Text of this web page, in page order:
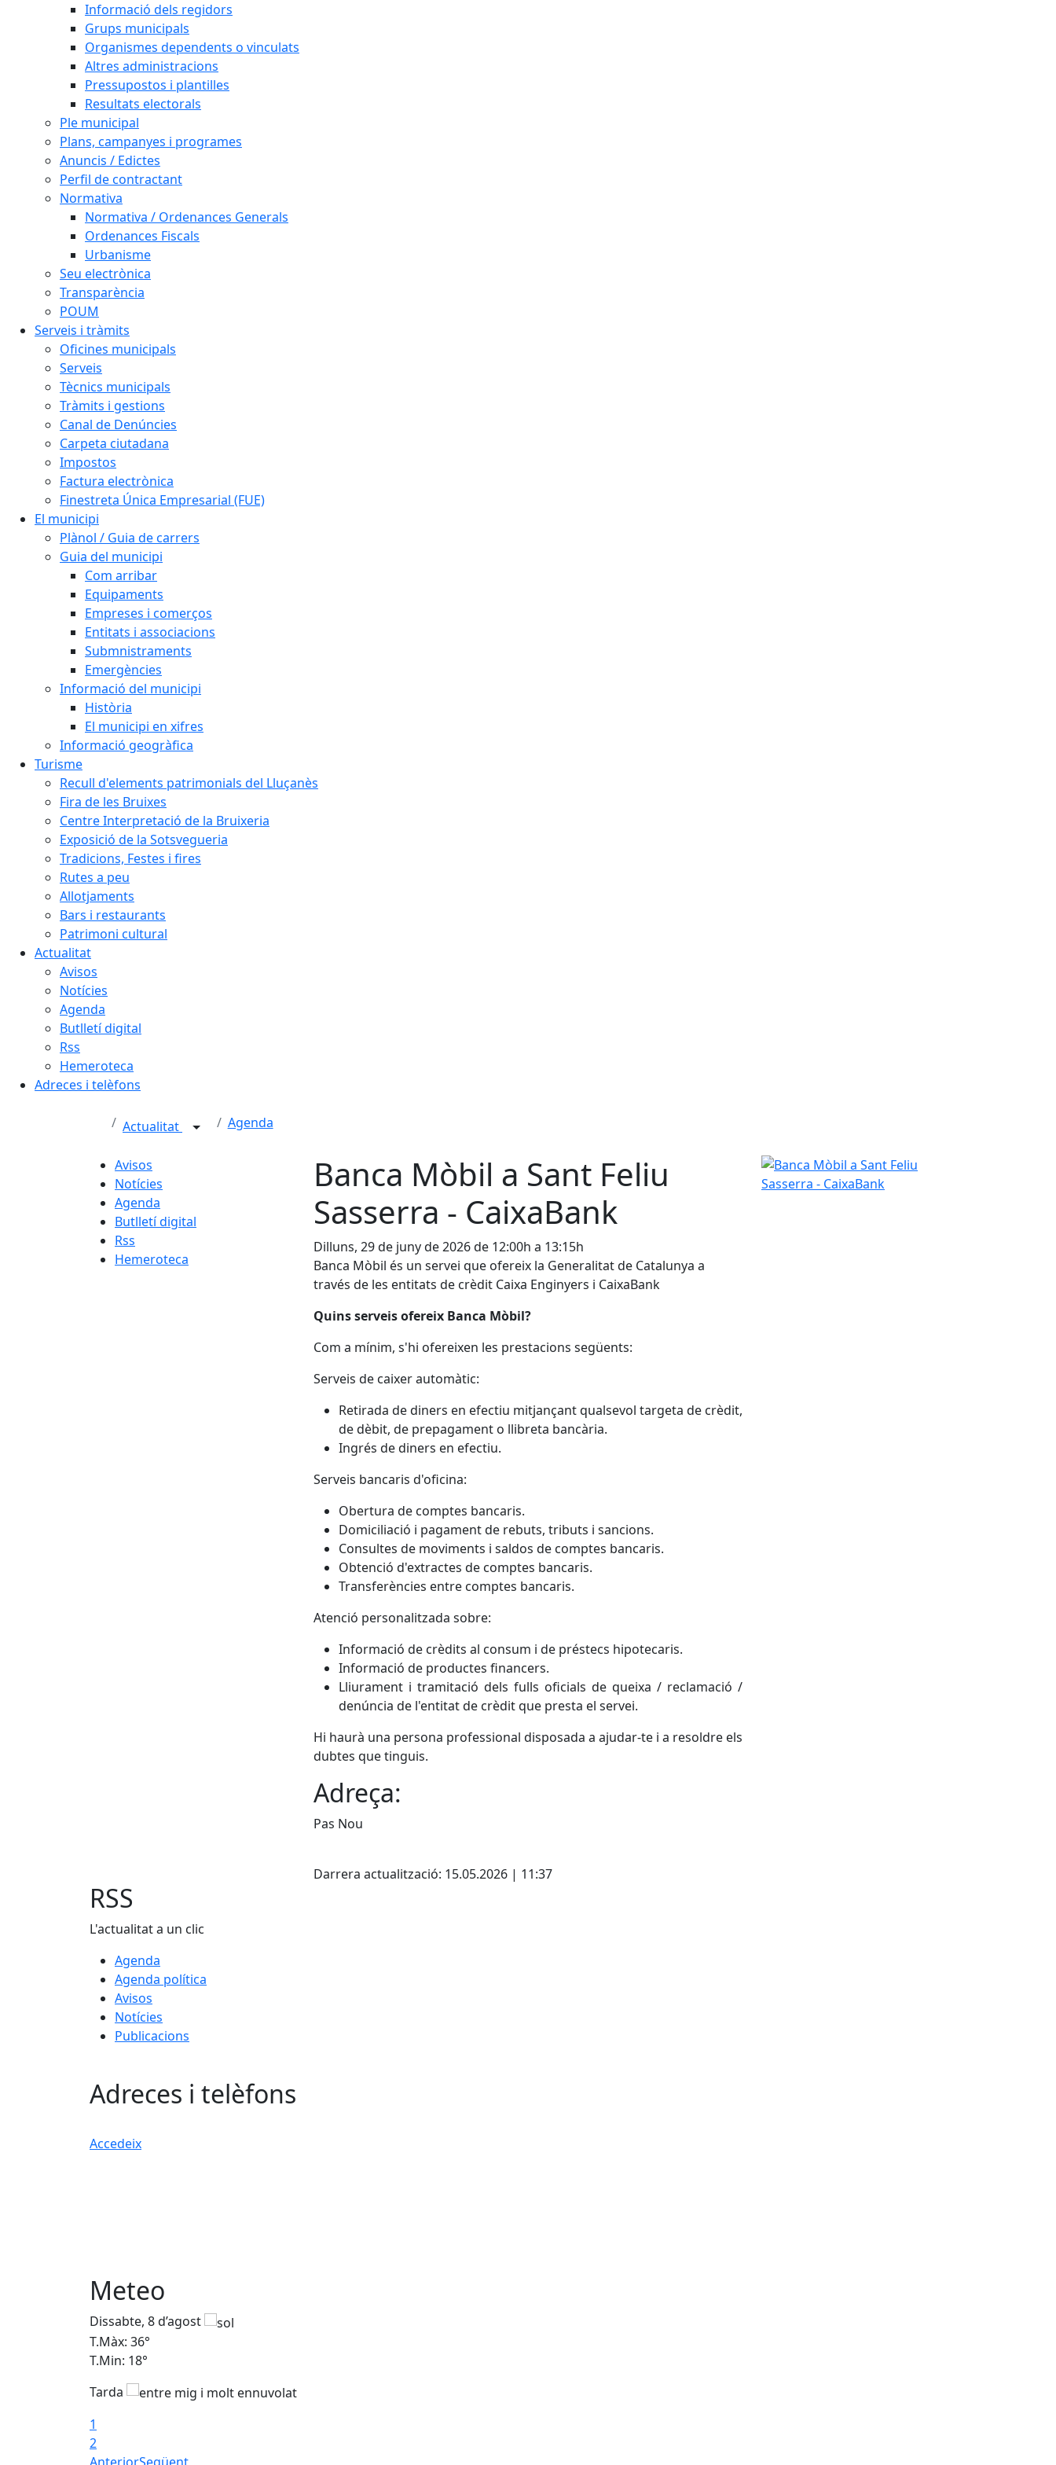
Informació dels regidors
Grups municipals
Organismes dependents o vinculats
Altres administracions
Pressupostos i plantilles
Resultats electorals
Ple municipal
Plans, campanyes i programes
Anuncis / Edictes
Perfil de contractant
Normativa
Normativa / Ordenances Generals
Ordenances Fiscals
Urbanisme
Seu electrònica
Transparència
POUM
Serveis i tràmits
Oficines municipals
Serveis
Tècnics municipals
Tràmits i gestions
Canal de Denúncies
Carpeta ciutadana
Impostos
Factura electrònica
Finestreta Única Empresarial (FUE)
El municipi
Plànol / Guia de carrers
Guia del municipi
Com arribar
Equipaments
Empreses i comerços
Entitats i associacions
Submnistraments
Emergències
Informació del municipi
Història
El municipi en xifres
Informació geogràfica
Turisme
Recull d'elements patrimonials del Lluçanès
Fira de les Bruixes
Centre Interpretació de la Bruixeria
Exposició de la Sotsvegueria
Tradicions, Festes i fires
Rutes a peu
Allotjaments
Bars i restaurants
Patrimoni cultural
Actualitat
Avisos
Notícies
Agenda
Butlletí digital
Rss
Hemeroteca
Adreces i telèfons
Actualitat Agenda
Avisos
Notícies
Agenda
Butlletí digital
Rss
Hemeroteca
Banca Mòbil a Sant Feliu
Sasserra - CaixaBank
Dilluns, 29 de juny de 2026 de 12:00h a 13:15h
Banca Mòbil és un servei que ofereix la Generalitat de Catalunya a
través de les entitats de crèdit Caixa Enginyers i CaixaBank
Quins serveis ofereix Banca Mòbil?
Com a mínim, s'hi ofereixen les prestacions següents:
Serveis de caixer automàtic:
Retirada de diners en efectiu mitjançant qualsevol targeta de crèdit,
de dèbit, de prepagament o llibreta bancària.
Ingrés de diners en efectiu.
Serveis bancaris d'oficina:
Obertura de comptes bancaris.
Domiciliació i pagament de rebuts, tributs i sancions.
Consultes de moviments i saldos de comptes bancaris.
Obtenció d'extractes de comptes bancaris.
Transferències entre comptes bancaris.
Atenció personalitzada sobre:
Informació de crèdits al consum i de préstecs hipotecaris.
Informació de productes financers.
Lliurament i tramitació dels fulls oficials de queixa / reclamació /
denúncia de l'entitat de crèdit que presta el servei.
Hi haurà una persona professional disposada a ajudar-te i a resoldre els
dubtes que tinguis.
Adreça:
Pas Nou
Darrera actualització: 15.05.2026 | 11:37
Banca Mòbil a Sant Feliu Sasserra - CaixaBank
RSS
L'actualitat a un clic
Agenda
Agenda política
Avisos
Notícies
Publicacions
Adreces i telèfons
Accedeix
Meteo
Dissabte, 8 d’agost
T.Màx: 36°
T.Min: 18°
Tarda
1
2